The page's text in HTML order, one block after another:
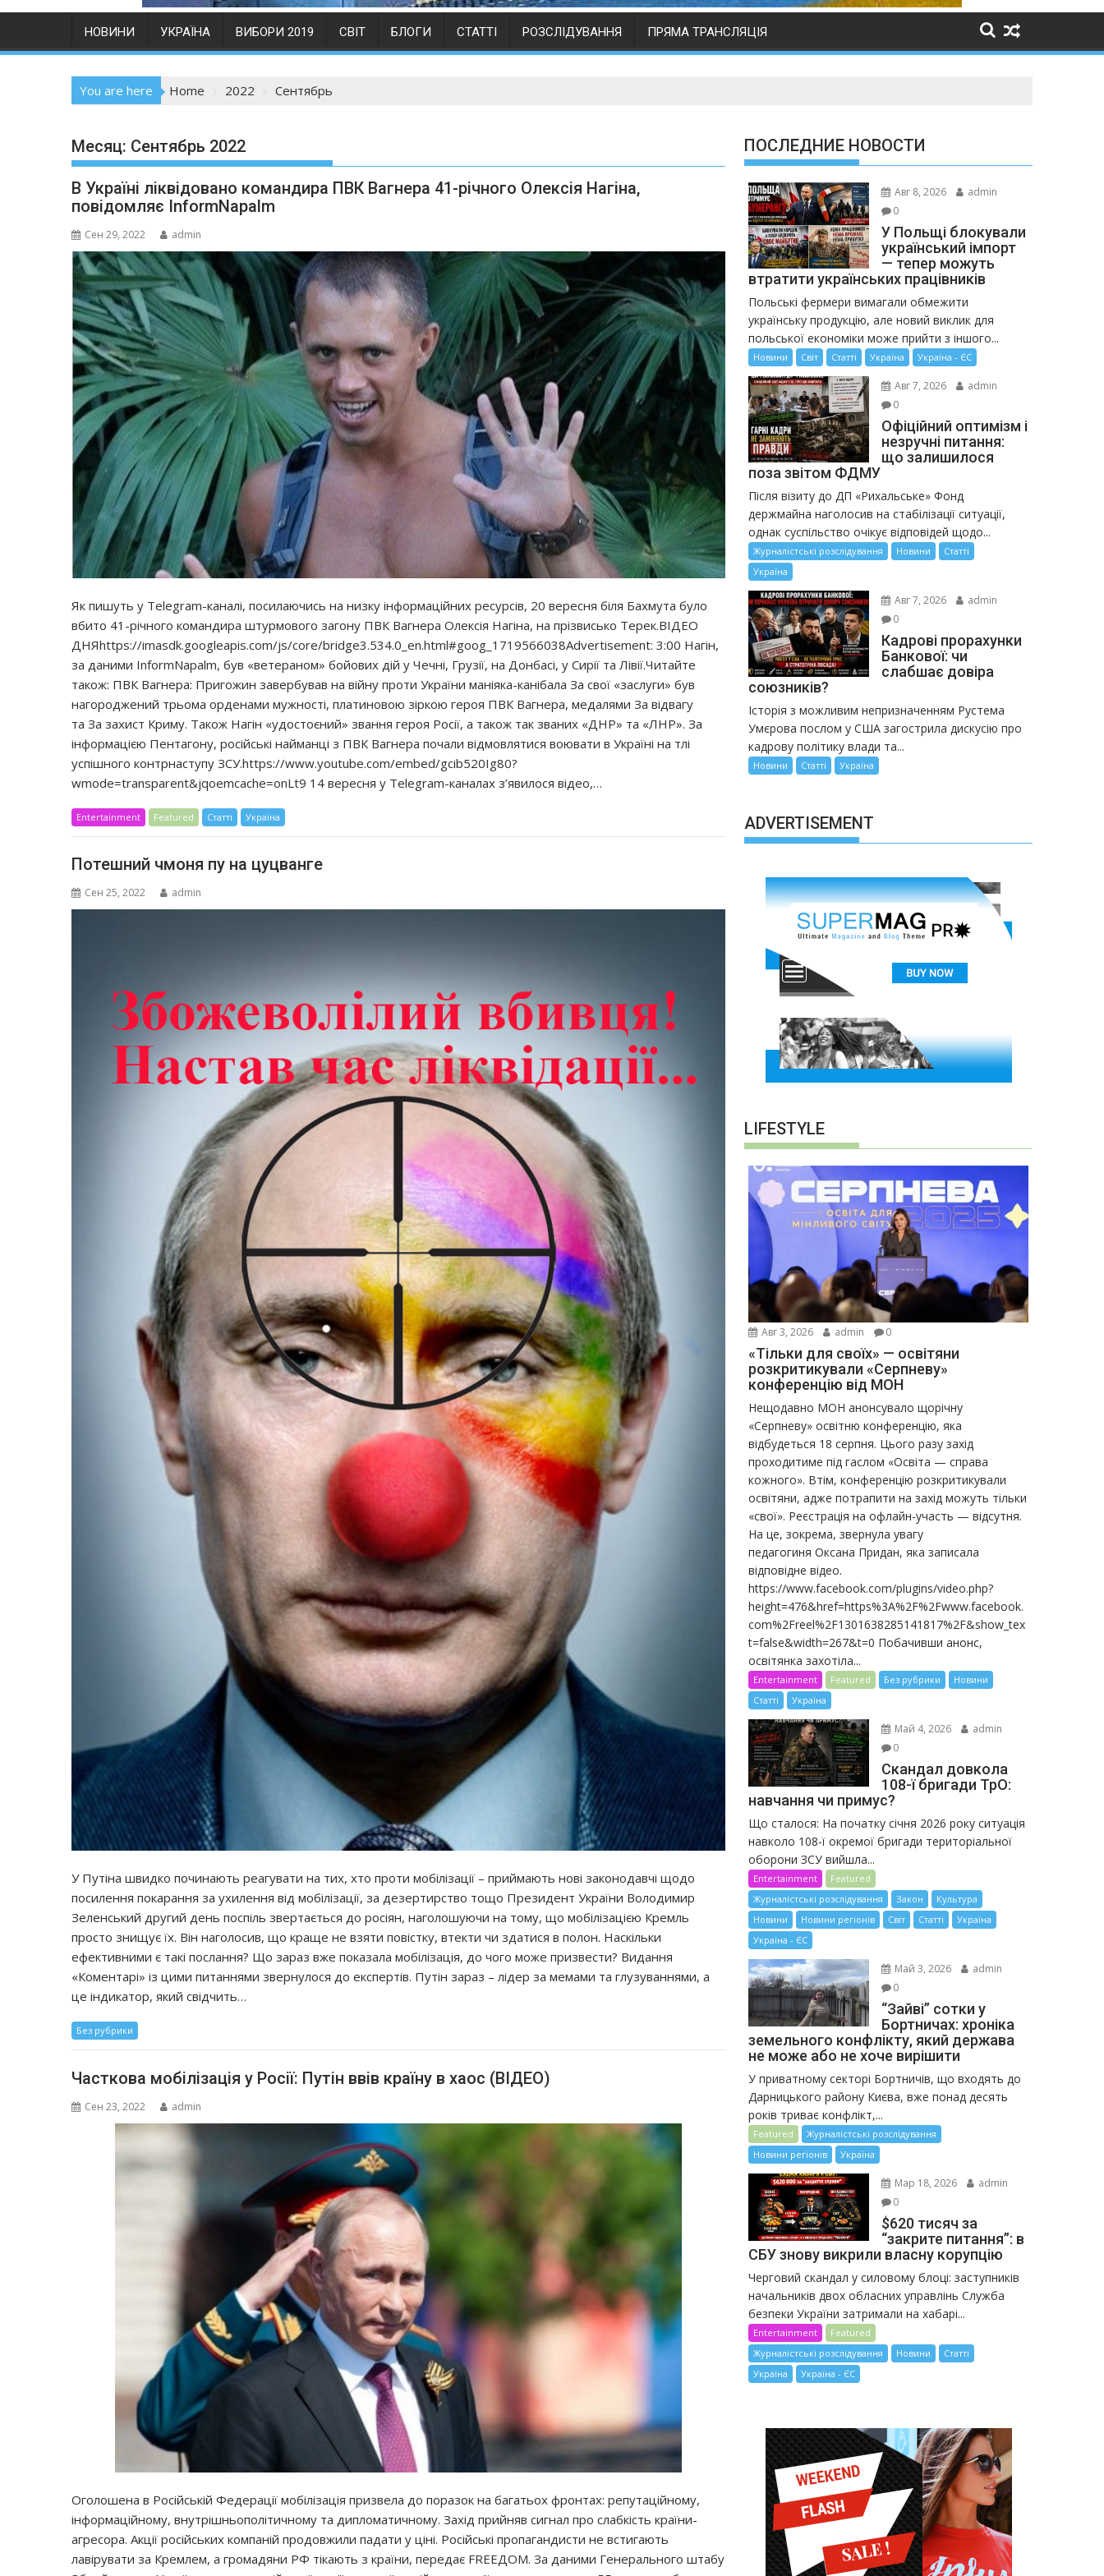
НОВИНИ УКРАЇНА ВИБОРИ 2019 СВІТ БЛОГИ СТАТТІ РОЗСЛІДУВАННЯ ПРЯМА ТРАНСЛЯЦІЯ
You are here Home 2022 Сентябрь
Месяц: Сентябрь 2022
В Україні ліквідовано командира ПВК Вагнера 41-річного Олексія Нагіна,
повідомляє InformNapalm
Сен 29, 2022 admin
Як пишуть у Telegram-каналі, посилаючись на низку інформаційних ресурсів, 20 вересня біля Бахмута було
вбито 41-річного командира штурмового загону ПВК Вагнера Олексія Нагіна, на прізвисько Терек.ВІДЕО
ДНЯhttps://imasdk.googleapis.com/js/core/bridge3.534.0_en.html#goog_1719566038Advertisement: 3:00 Нагін,
за даними InformNapalm, був «ветераном» бойових дій у Чечні, Грузії, на Донбасі, у Сирії та Лівії.Читайте
також: ПВК Вагнера: Пригожин завербував на війну проти України маніяка-канібала За свої «заслуги» був
нагороджений трьома орденами мужності, платиновою зіркою героя ПВК Вагнера, медалями За відвагу
та За захист Криму. Також Нагін «удостоєний» звання героя Росії, а також так званих «ДНР» та «ЛНР». За
інформацією Пентагону, російські найманці з ПВК Вагнера почали відмовлятися воювати в Україні на тлі
успішного контрнаступу ЗСУ.https://www.youtube.com/embed/gcib520Ig80?
wmode=transparent&jqoemcache=onLt9 14 вересня у Telegram-каналах з’явилося відео,…
Entertainment Featured Статті Україна
Потешний чмоня пу на цуцванге
Сен 25, 2022 admin
У Путіна швидко починають реагувати на тих, хто проти мобілізації – приймають нові законодавчі щодо
посилення покарання за ухилення від мобілізації, за дезертирство тощо Президент України Володимир
Зеленський другий день поспіль звертається до росіян, наголошуючи на тому, що мобілізацією Кремль
просто знищує їх. Він наголосив, що краще не взяти повістку, втекти чи здатися в полон. Наскільки
ефективними є такі послання? Що зараз вже показала мобілізація, до чого може призвести? Видання
«Коментарі» із цими питаннями звернулося до експертів. Путін зараз – лідер за мемами та глузуваннями, а
це індикатор, який свідчить…
Без рубрики
Часткова мобілізація у Росії: Путін ввів країну в хаос (ВІДЕО)
Сен 23, 2022 admin
Оголошена в Російській Федерації мобілізація призвела до поразок на багатьох фронтах: репутаційному,
інформаційному, внутрішньополітичному та дипломатичному. Захід прийняв сигнал про слабкість країни-
агресора. Акції російських компаній продовжили падати у ціні. Російські пропагандисти не встигають
лавірувати за Кремлем, а громадяни РФ тікають з країни, передає FREEДОМ. За даними Генерального штабу
ПОСЛЕДНИЕ НОВОСТИ
Авг 8, 2026
admin
0
У Польщі блокували
український імпорт
— тепер можуть
втратити українських працівників
Польські фермери вимагали обмежити
українську продукцію, але новий виклик для
польської економіки може прийти з іншого...
Новини Світ Статті Україна Україна - ЄС
Авг 7, 2026
admin
0
Офіційний оптимізм і
незручні питання:
що залишилося
поза звітом ФДМУ
Після візиту до ДП «Рихальське» Фонд
держмайна наголосив на стабілізації ситуації,
однак суспільство очікує відповідей щодо...
Журналістські розслідування Новини
Статті
Україна
Авг 7, 2026
admin
0
Кадрові прорахунки
Банкової: чи
слабшає довіра
союзників?
Історія з можливим непризначенням Рустема
Умєрова послом у США загострила дискусію про
кадрову політику влади та...
Новини Статті Україна
ADVERTISEMENT
LIFESTYLE
Авг 3, 2026 admin 0
«Тільки для своїх» — освітяни
розкритикували «Серпневу»
конференцію від МОН
Нещодавно МОН анонсувало щорічну
«Серпневу» освітню конференцію, яка
відбудеться 18 серпня. Цього разу захід
проходитиме під гаслом «Освіта — справа
кожного». Втім, конференцію розкритикували
освітяни, адже потрапити на захід можуть тільки
«свої». Реєстрація на офлайн-участь — відсутня.
На це, зокрема, звернула увагу
педагогиня Оксана Придан, яка записала
відповідне відео.
https://www.facebook.com/plugins/video.php?
height=476&href=https%3A%2F%2Fwww.facebook.
com%2Freel%2F1301638285141817%2F&show_tex
t=false&width=267&t=0 Побачивши анонс,
освітянка захотіла...
Entertainment Featured Без рубрики
Новини
Статті
Україна
Май 4, 2026
admin
0
Скандал довкола
108-ї бригади ТрО:
навчання чи примус?
Що сталося: На початку січня 2026 року ситуація
навколо 108-ї окремої бригади територіальної
оборони ЗСУ вийшла...
Entertainment
Featured
Журналістські розслідування
Закон
Культура
Новини
Новини регіонів Світ Статті
Україна
Україна - ЄС
Май 3, 2026
admin
0
“Зайві” сотки у
Бортничах: хроніка
земельного конфлікту, який держава
не може або не хоче вирішити
У приватному секторі Бортничів, що входять до
Дарницького району Києва, вже понад десять
років триває конфлікт,...
Featured
Журналістські розслідування
Новини регіонів
Україна
Мар 18, 2026
admin
0
$620 тисяч за
“закрите питання”: в
СБУ знову викрили власну корупцію
Черговий скандал у силовому блоці: заступників
начальників двох обласних управлінь Служба
безпеки України затримали на хабарі...
Entertainment
Featured
Журналістські розслідування
Новини
Статті
Україна
Україна - ЄС